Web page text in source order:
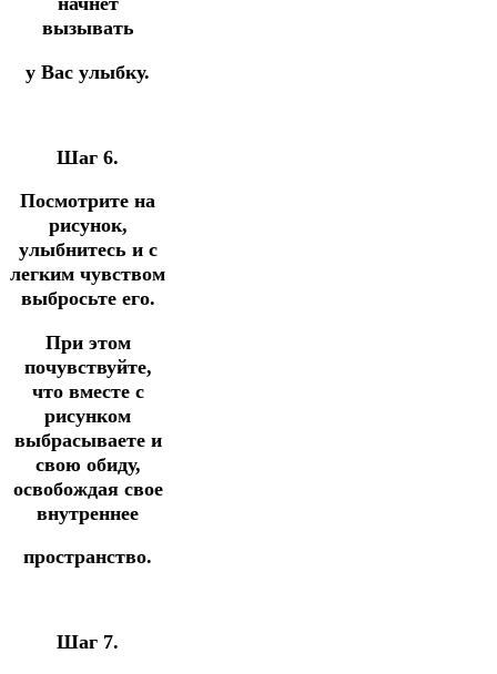
вызывать
у Вас улыбку.
Шаг 6.
Посмотрите на
рисунок,
улыбнитесь и с
легким чувством
выбросьте его.
При этом
почувствуйте,
что вместе с
рисунком
выбрасываете и
свою обиду,
освобождая свое
внутреннее
пространство.
Шаг 7.